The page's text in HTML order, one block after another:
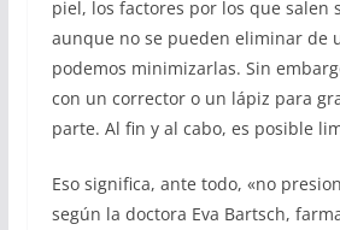
piel, los factores por los que salen
aunque no se pueden eliminar de
podemos minimizarlas. Sin
con un corrector o un lápiz para
parte. Al fin y al cabo, es posible
Eso significa, ante todo, «no
según la doctora Eva Bartsch,